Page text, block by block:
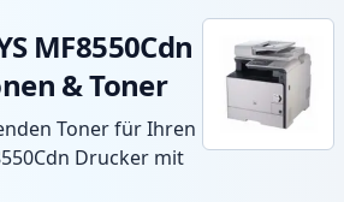
MF8550Cdn
& Toner
Toner für Ihren
Drucker mit
und XL-